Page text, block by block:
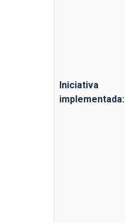
Iniciativa
implementada: